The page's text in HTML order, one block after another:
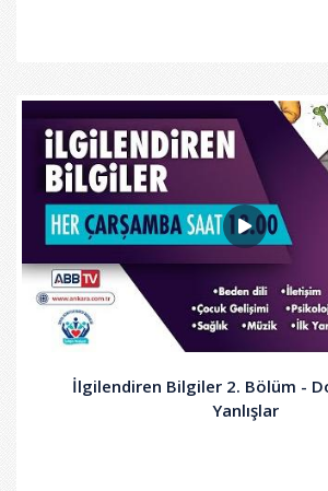
İlgilendiren Bilgiler 2. Bölüm -
Yanlışlar